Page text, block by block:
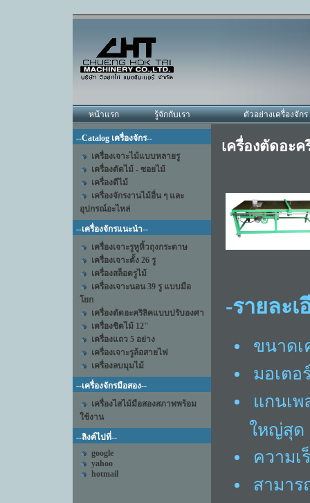
หน้าแรก รู้จักกับเรา ตัวอย่างเครื่องจักร
--Catalog เครื่องจักร--
เครื่องเจาะไม้แบบหลายรู
เครื่องตัดไม้ - ซอยไม้
เครื่องตีไม้
เครื่องจักรงานไม้อื่น ๆ และ
อุปกรณ์อะไหล่
--เครื่องจักรแนะนำ--
เครื่องเจาะรูหูหิ้วถุงกระดาษ
เครื่องเจาะตั้ง 26 รู
เครื่องสล็อตรูไม้
เครื่องเจาะนอน 39 รู แบบมือ
โยก
เครื่องตัดอะคริลิคแบบปรับองศา
เครื่องชิดไม้ 12"
เครื่องแถว 5 อย่าง
เครื่องเจาะรูล้อสายไฟ
เครื่องลบมุมไม้
--เครื่องจักรมือสอง--
เครื่องไสไม้มือสองสภาพพร้อม
ใช้งาน
--ลิงค์ไปที่--
google
yahoo
hotmail
เครื่องตัดอะ
-รายละเ
ขนาดเ
มอเตอ
แกนเพ
ใหญ่สุด
ความเ
สามาร